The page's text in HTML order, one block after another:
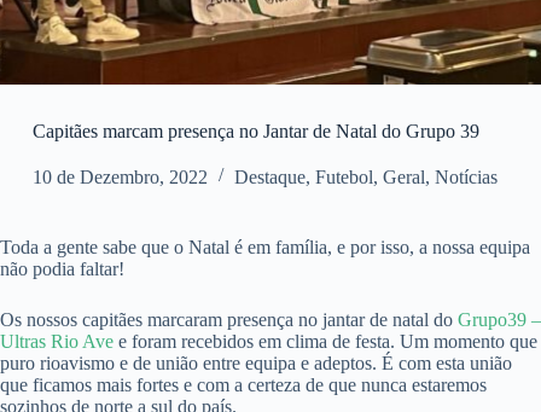
Capitães marcam presença no Jantar de Natal do Grupo 39
10 de Dezembro, 2022 Destaque, Futebol, Geral, Notícias
Toda a gente sabe que o Natal é em família, e por isso, a nossa equipa
não podia faltar!
Os nossos capitães marcaram presença no jantar de natal do Grupo39 –
Ultras Rio Ave e foram recebidos em clima de festa. Um momento que
puro rioavismo e de união entre equipa e adeptos. É com esta união
que ficamos mais fortes e com a certeza de que nunca estaremos
sozinhos de norte a sul do país.